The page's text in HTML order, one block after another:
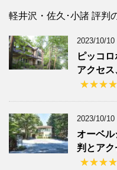
軽井沢・佐久･小諸 評判
2023/10/10
ピッコ
アクセ
2023/10/10
オーベ
判とア